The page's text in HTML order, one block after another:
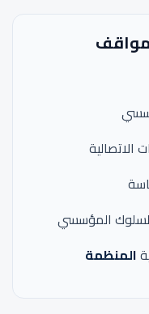
الاتصالية
المؤسسي
المنظمة